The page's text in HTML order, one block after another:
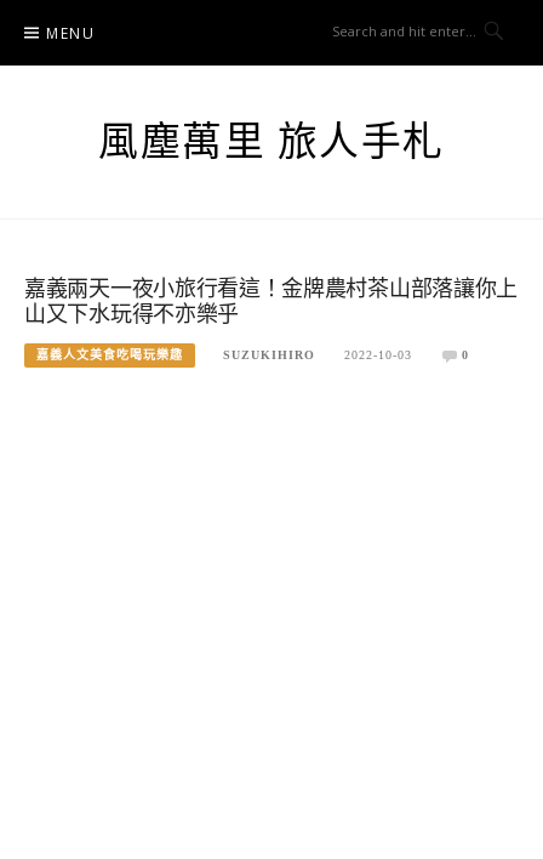
content
MENU
風塵萬里 旅人手札
嘉義兩天一夜小旅行看這！金牌農村茶山部落讓你上
山又下水玩得不亦樂乎
嘉義人文美食吃喝玩樂趣 SUZUKIHIRO 2022-10-03 0